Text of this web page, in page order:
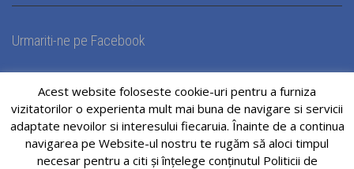
Urmariti-ne pe Facebook
Acest website foloseste cookie-uri pentru a furniza
vizitatorilor o experienta mult mai buna de navigare si servicii
adaptate nevoilor si interesului fiecaruia. Înainte de a continua
navigarea pe Website-ul nostru te rugăm să aloci timpul
necesar pentru a citi și înțelege conținutul Politicii de